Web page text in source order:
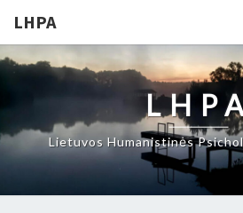
LHPA
Lietuvos Humanistinės